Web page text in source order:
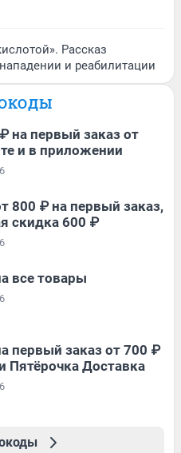
Рассказ
и реабилитации
на первый заказ от
и в приложении
800 ₽ на первый заказ,
скидка 600 ₽
все товары
первый заказ от 700 ₽
Пятёрочка Доставка